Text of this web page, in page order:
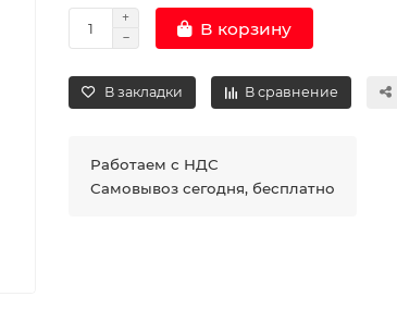
В корзину
В закладки В сравнение
Работаем с НДС
Самовывоз сегодня, бесплатно